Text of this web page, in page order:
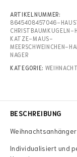
ARTIKELNUMMER:
8645408457046-
CHRISTBAUMKUGELN-
KATZE-MAUS-
MEERSCHWEINCHEN-
NAGER
KATEGORIE:
BESCHREIBUNG
Weihnachtsanhänger
Individualisiert und